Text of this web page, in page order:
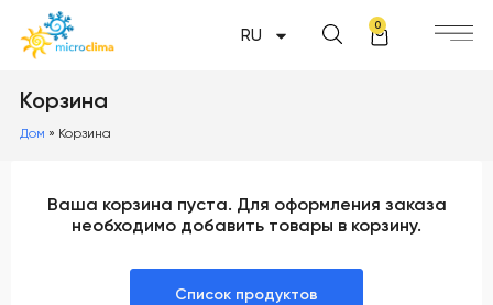
RU
0
Корзина
Дом » Корзина
Ваша корзина пуста. Для оформления заказа
необходимо добавить товары в корзину.
Список продуктов